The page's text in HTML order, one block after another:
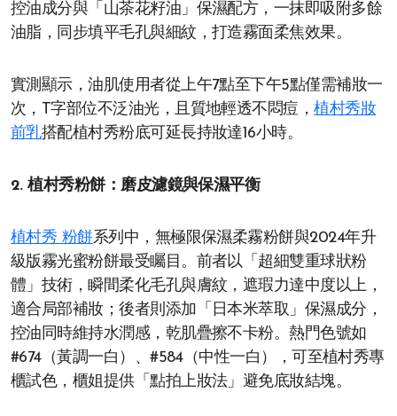
控油成分與「山茶花籽油」保濕配方，一抹即吸附多餘
油脂，同步填平毛孔與細紋，打造霧面柔焦效果。
實測顯示，油肌使用者從上午7點至下午5點僅需補妝一
次，T字部位不泛油光，且質地輕透不悶痘，植村秀妝
前乳搭配植村秀粉底可延長持妝達16小時。
2. 植村秀粉餅：磨皮濾鏡與保濕平衡
植村秀 粉餅系列中，無極限保濕柔霧粉餅與2024年升
級版霧光蜜粉餅最受矚目。前者以「超細雙重球狀粉
體」技術，瞬間柔化毛孔與膚紋，遮瑕力達中度以上，
適合局部補妝；後者則添加「日本米萃取」保濕成分，
控油同時維持水潤感，乾肌疊擦不卡粉。熱門色號如
#674（黃調一白）、#584（中性一白），可至植村秀專
櫃試色，櫃姐提供「點拍上妝法」避免底妝結塊。